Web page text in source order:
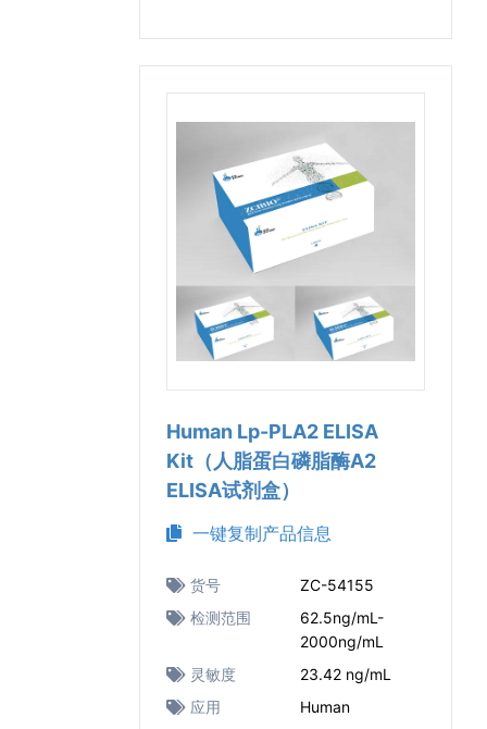
Human Lp-PLA2 ELISA
Kit（人脂蛋白磷脂酶A2
ELISA试剂盒）
一键复制产品信息
货号
ZC-54155
检测范围
62.5ng/mL-
2000ng/mL
灵敏度
23.42 ng/mL
应用
Human